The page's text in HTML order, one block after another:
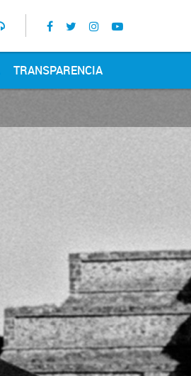
TRANSPARENCIA